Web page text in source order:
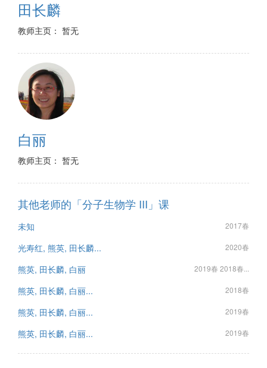
田长麟
教师主页： 暂无
白丽
教师主页： 暂无
其他老师的「分子生物学 III」课
未知 2017春
光寿红, 熊英, 田长麟... 2020春
熊英, 田长麟, 白丽 2019春 2018春...
熊英, 田长麟, 白丽... 2018春
熊英, 田长麟, 白丽... 2019春
熊英, 田长麟, 白丽... 2019春